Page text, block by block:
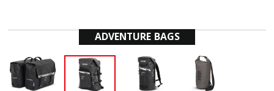
ADVENTURE BAGS